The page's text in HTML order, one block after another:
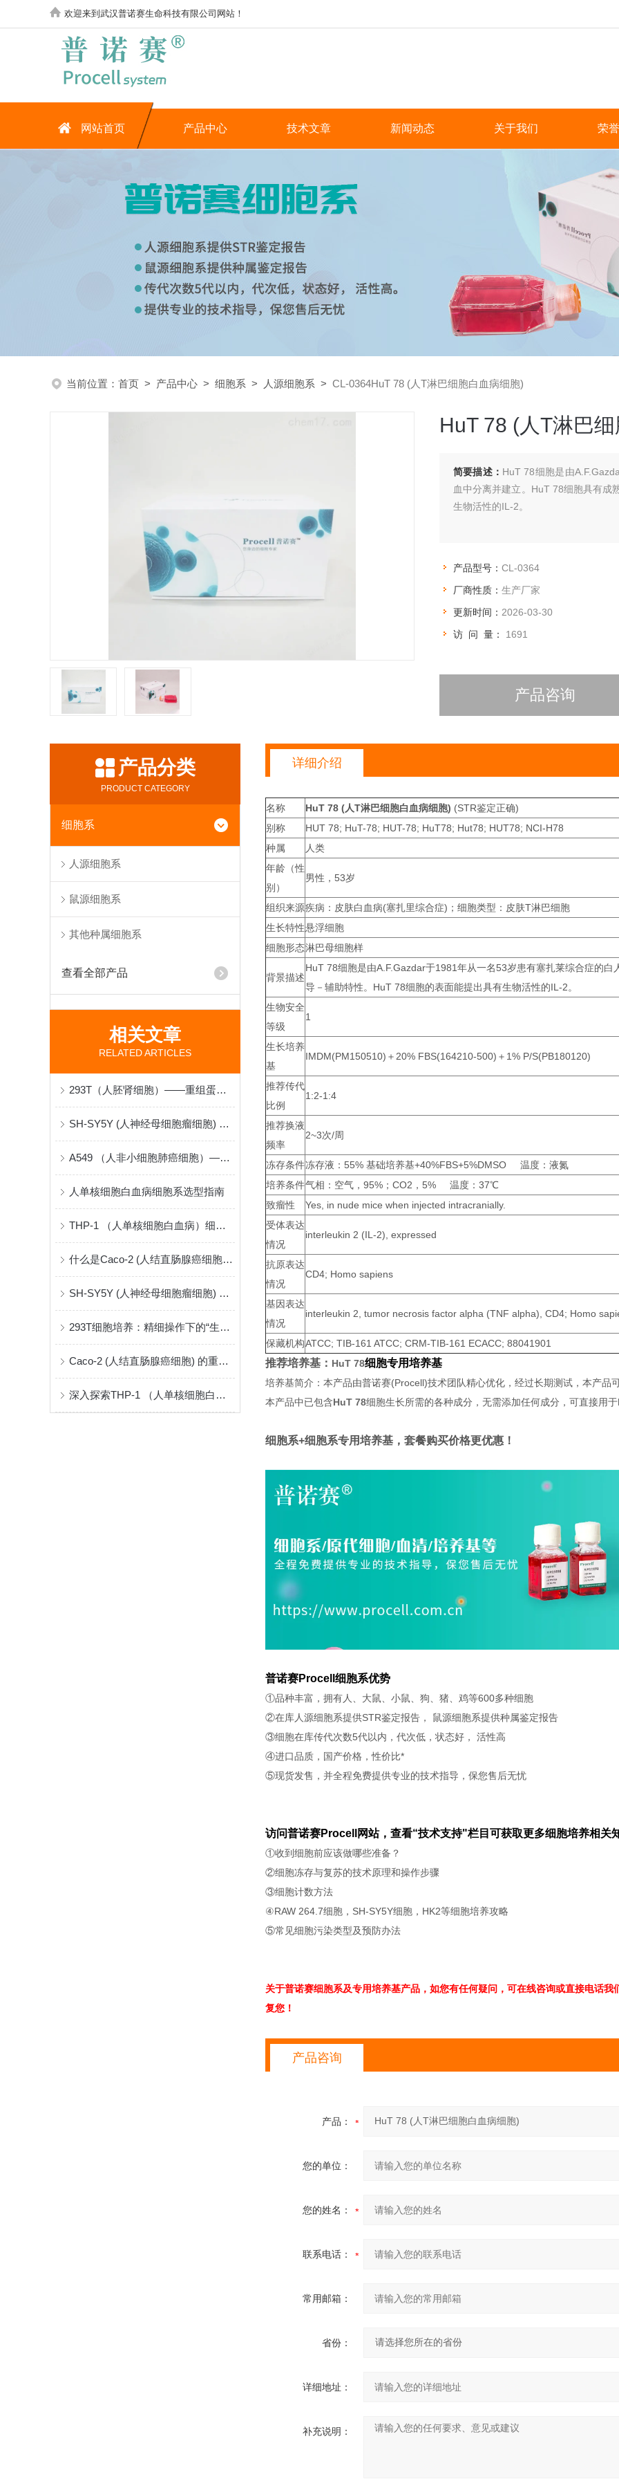
欢迎来到武汉普诺赛生命科技有限公司网站！
网站首页 产品中心 技术文章 新闻动态 关于我们 荣
当前位置： 首页 > 产品中心 > 细胞系 > 人源细胞系 > CL-0364HuT 78 (人T淋巴细胞白血病细胞)
HuT 78 (人T淋巴
简要描述： HuT 78细胞是由
血中分离并建立。HuT 78细胞具有成
生物活性的IL-2。
产品型号： CL-0364
厂商性质： 生产厂家
更新时间： 2026-03-30
访 问 量： 1691
产品咨询
产品分类
PRODUCT CATEGORY
细胞系
人源细胞系
鼠源细胞系
其他种属细胞系
查看全部产品
相关文章
RELATED ARTICLES
293T（人胚肾细胞）——重组蛋白与病毒包装的“分子工厂”
SH-SY5Y (人神经母细胞瘤细胞) 在神经生物学研究中的原理与应用
A549 （人非小细胞肺癌细胞）——肺腺癌机制与药物筛选的“病理模型”
人单核细胞白血病细胞系选型指南
THP-1 （人单核细胞白血病）细胞系采购与建立指南
什么是Caco-2 (人结直肠腺癌细胞) ？
SH-SY5Y (人神经母细胞瘤细胞) ：神经系统研究的关键模型
293T细胞培养：精细操作下的“生命摇篮”
Caco-2 (人结直肠腺癌细胞) 的重要性和应用
深入探索THP-1 （人单核细胞白血病）
详细介绍
名称 HuT 78 (人T淋巴细胞白血病细胞) (STR鉴定正确)
别称
HUT 78; HuT-78; HUT-78; HuT78; Hut78; HUT78; NCI-H78
种属
人类
年龄（性
别）
男性，53岁
组织来源疾病：皮肤白血病(塞扎里综合症)；细胞类型：皮肤T淋巴细胞
生长特性悬浮细胞
细胞形态淋巴母细胞样
背景描述
HuT 78细胞是由A.F.Gazdar于1981年从一名53岁患有塞扎莱综合症的
导－辅助特性。HuT 78细胞的表面能提出具有生物活性的IL-2。
生物安全
等级
1
生长培养
基
IMDM(PM150510)＋20% FBS(164210-500)＋1% P/S(PB180120)
推荐传代
比例
1:2-1:4
推荐换液
频率
2~3次/周
冻存条件冻存液：55% 基础培养基+40%FBS+5%DMSO
温度：液氮
培养条件气相：空气，95%；CO2，5%
温度：37℃
致瘤性
Yes, in nude mice when injected intracranially.
受体表达
情况
interleukin 2 (IL-2), expressed
抗原表达
情况
CD4; Homo sapiens
基因表达
情况
interleukin 2, tumor necrosis factor alpha (TNF alpha), CD4; Homo
保藏机构ATCC; TIB-161 ATCC; CRM-TIB-161 ECACC; 88041901
推荐培养基： HuT 78细胞专用培养基
培养基简介：本产品由普诺赛(Procell)技术团队精心优化，经过长期测试，本产品
本产品中已包含HuT 78细胞生长所需的各种成分，无需添加任何成分，可直接用于
细胞系+细胞系专用培养基，套餐购买价格更优惠！
普诺赛Procell细胞系优势
①品种丰富，拥有人、大鼠、小鼠、狗、猪、鸡等600多种细胞
②在库人源细胞系提供STR鉴定报告， 鼠源细胞系提供种属鉴定报告
③细胞在库传代次数5代以内，代次低，状态好， 活性高
④进口品质，国产价格，性价比*
⑤现货发售，并全程免费提供专业的技术指导，保您售后无忧
访问普诺赛Procell网站，查看“技术支持"栏目可获取更多细胞培养相关
①收到细胞前应该做哪些准备？
②细胞冻存与复苏的技术原理和操作步骤
③细胞计数方法
④RAW 264.7细胞，SH-SY5Y细胞，HK2等细胞培养攻略
⑤常见细胞污染类型及预防办法
关于普诺赛细胞系及专用培养基产品，如您有任何疑问，可在线咨询或直接电话我
复您！
产品咨询
产品：
您的单位：
您的姓名：
联系电话：
常用邮箱：
省份：
详细地址：
补充说明：